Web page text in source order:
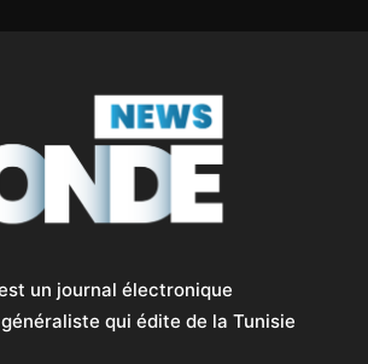
un journal électronique
qui édite de la Tunisie